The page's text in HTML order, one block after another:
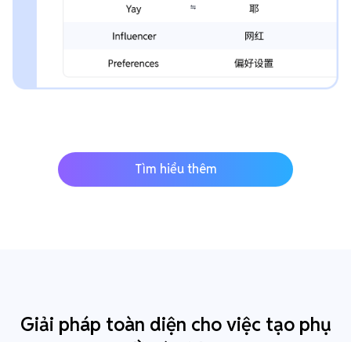
Tìm hiểu thêm
Giải pháp toàn diện cho việc tạo phụ